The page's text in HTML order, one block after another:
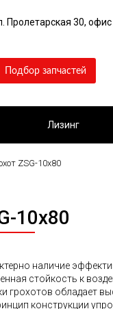
Пролетарская 30, офис
Подбор запчастей
Лизинг
ZSG-10x80
10x80
наличие
стойкость к
грохотов обладает
конструкции